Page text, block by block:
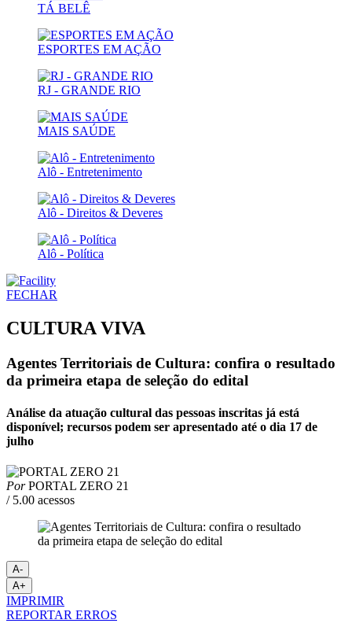
TÁ BELÊ
ESPORTES EM AÇÃO
RJ - GRANDE RIO
MAIS SAÚDE
Alô - Entretenimento
Alô - Direitos & Deveres
Alô - Política
FECHAR
CULTURA VIVA
Agentes Territoriais de Cultura: confira o resultado
da primeira etapa de seleção do edital
Análise da atuação cultural das pessoas inscritas já está
disponível; recursos podem ser apresentado até o dia 17 de
julho
PorPORTAL ZERO 21
/ 5.00 acessos
A-
A+
IMPRIMIR
REPORTAR ERROS